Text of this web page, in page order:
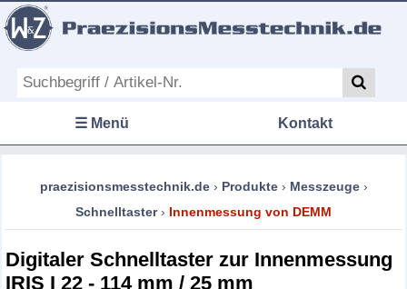
☰ Menü Kontakt
praezisionsmesstechnik.de › Produkte › Messzeuge ›
Schnelltaster › Innenmessung von DEMM
Digitaler Schnelltaster zur Innenmessung
IRIS I 22 - 114 mm / 25 mm